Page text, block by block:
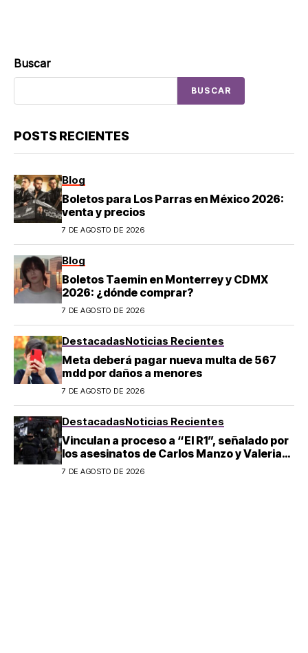
Buscar
BUSCAR
POSTS RECIENTES
Blog
Boletos para Los Parras en México 2026:
venta y precios
7 DE AGOSTO DE 2026
Blog
Boletos Taemin en Monterrey y CDMX
2026: ¿dónde comprar?
7 DE AGOSTO DE 2026
DestacadasNoticias Recientes
Meta deberá pagar nueva multa de 567
mdd por daños a menores
7 DE AGOSTO DE 2026
DestacadasNoticias Recientes
Vinculan a proceso a “El R1”, señalado por
los asesinatos de Carlos Manzo y Valeria
Márquez
7 DE AGOSTO DE 2026